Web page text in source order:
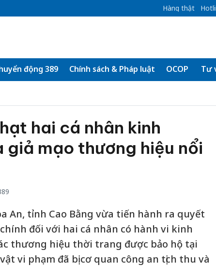
Hàng thật
động 389 Chính sách & Pháp luật OCOP Tư
hai cá nhân kinh
giả mạo thương hiệu nổi
An, tỉnh Cao Bằng vừa tiến hành ra quyết
đối với hai cá nhân có hành vi kinh
thương hiệu thời trang được bảo hộ tại
vi phạm đã bị cơ quan công an tịch thu và